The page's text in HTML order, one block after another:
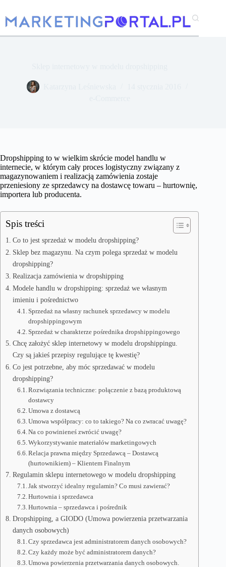
treści
Dropshipping to w wielkim skrócie model handlu w
internecie, w którym cały proces logistyczny związany z
magazynowaniem i realizacją zamówienia zostaje
przeniesiony ze sprzedawcy na dostawcę towaru – hurtownię,
importera lub producenta.
Spis treści
Co to jest sprzedaż w modelu dropshipping?
Sklep bez magazynu. Na czym polega sprzedaż w modelu
dropshipping?
Realizacja zamówienia w dropshipping
Modele handlu w dropshipping: sprzedaż we własnym
imieniu i pośrednictwo
Sprzedaż na własny rachunek sprzedawcy w modelu
dropshippingowym
Sprzedaż w charakterze pośrednika dropshippingowego
Chcę założyć sklep internetowy w modelu dropshippingu.
Czy są jakieś przepisy regulujące tę kwestię?
Co jest potrzebne, aby móc sprzedawać w modelu
dropshipping?
Rozwiązania techniczne: połączenie z bazą produktową
dostawcy
Umowa z dostawcą
Umowa współpracy: co to takiego? Na co zwracać uwagę?
Na co powinieneś zwrócić uwagę?
Wykorzystywanie materiałów marketingowych
Relacja prawna między Sprzedawcą – Dostawcą
(hurtownikiem) – Klientem Finalnym
Regulamin sklepu internetowego w modelu dropshipping
Jak stworzyć idealny regulamin? Co musi zawierać?
Hurtownia i sprzedawca
Hurtownia – sprzedawca i pośrednik
Dropshipping, a GIODO (Umowa powierzenia przetwarzania
danych osobowych)
Czy sprzedawca jest administratorem danych osobowych?
Czy każdy może być administratorem danych?
Umowa powierzenia przetwarzania danych osobowych.